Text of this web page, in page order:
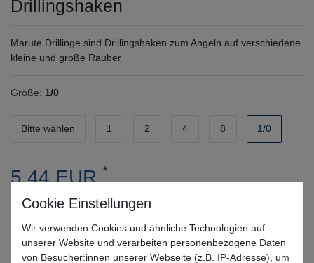
Drillingshaken
Marute Drillinge sind Drillingshaken zum Angeln auf verschiedene
kleine und große Räuber
Größe: 1/0
Bitte wählen 1 2 4 8 1/0
5,44 EUR*
* inkl. MwSt. zzgl.Versandkosten
Lieferzeit 1-3 Tage (Deutschland); 3-7 Tage (Ausland)
Informationen zur Berechnung des Liefertermins hier
Wir verwenden Cookies und ähnliche Technologien auf
unserer Website und verarbeiten personenbezogene Daten
von Besucher:innen unserer Webseite (z.B. IP-Adresse), um